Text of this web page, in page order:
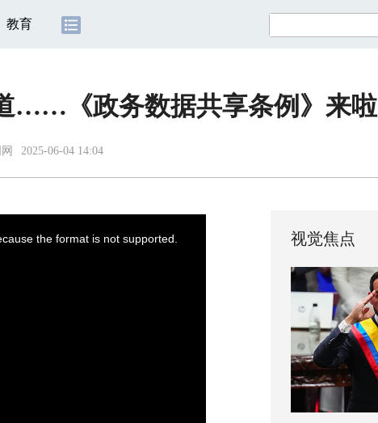
教育
……《政务数据共享条例》来啦
2025-06-04 14:04
the format is not supported. 视觉焦点